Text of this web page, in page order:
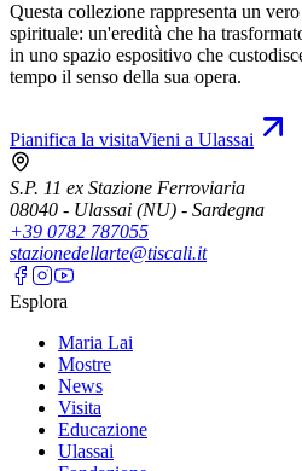
Questa collezione rappresenta un
spirituale: un'eredità che ha
in uno spazio espositivo che
tempo il senso della sua opera.
Pianifica la visitaVieni a Ulassai
S.P. 11 ex Stazione Ferroviaria
08040 - Ulassai (NU) - Sardegna
+39 0782 787055
stazionedellarte@tiscali.it
Esplora
Maria Lai
Mostre
News
Visita
Educazione
Ulassai